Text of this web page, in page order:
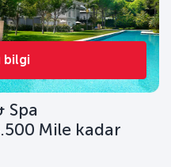
bilgi
Spa
Mile kadar